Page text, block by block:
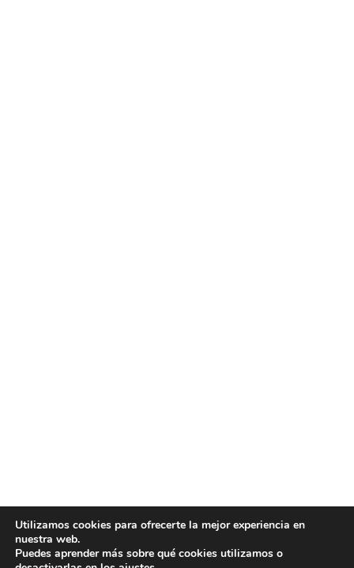
Utilizamos cookies para ofrecerte la mejor experiencia en
nuestra web.
Puedes aprender más sobre qué cookies utilizamos o